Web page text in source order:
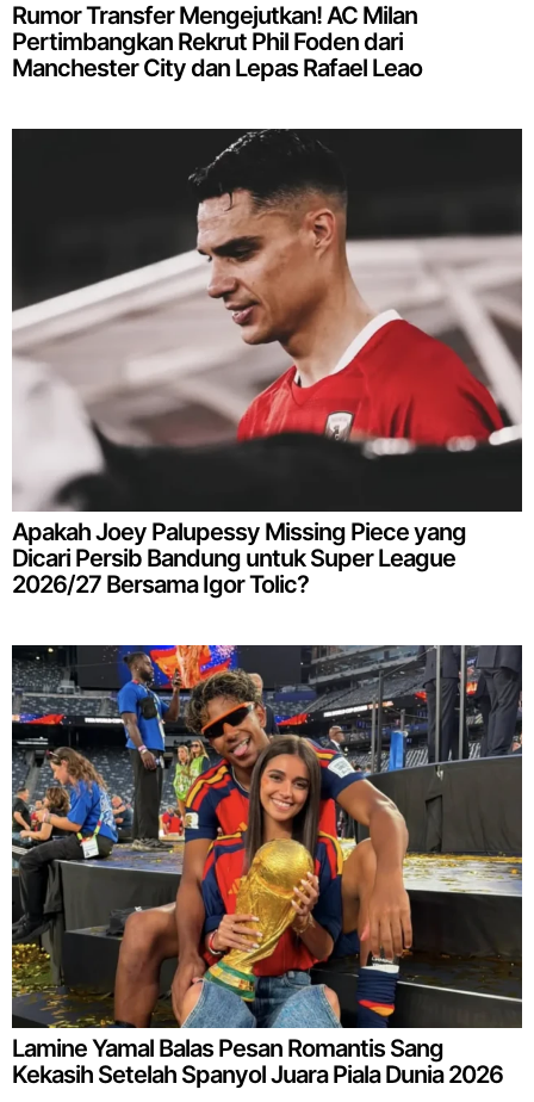
Rumor Transfer Mengejutkan! AC Milan
Pertimbangkan Rekrut Phil Foden dari
Manchester City dan Lepas Rafael Leao
Apakah Joey Palupessy Missing Piece yang
Dicari Persib Bandung untuk Super League
2026/27 Bersama Igor Tolic?
Lamine Yamal Balas Pesan Romantis Sang
Kekasih Setelah Spanyol Juara Piala Dunia 2026